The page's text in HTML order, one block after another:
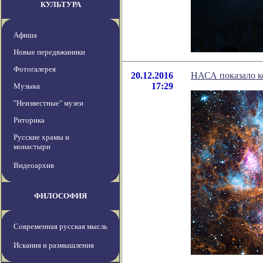
КУЛЬТУРА
Афиша
Новые передвжиники
Фотогалерея
Музыка
"Неизвестные" музеи
Риторика
Русские храмы и
монастыри
Видеоархив
ФИЛОСОФИЯ
Современная русская мысль
Искания и размышления
20.12.2016
17:29
НАСА показало